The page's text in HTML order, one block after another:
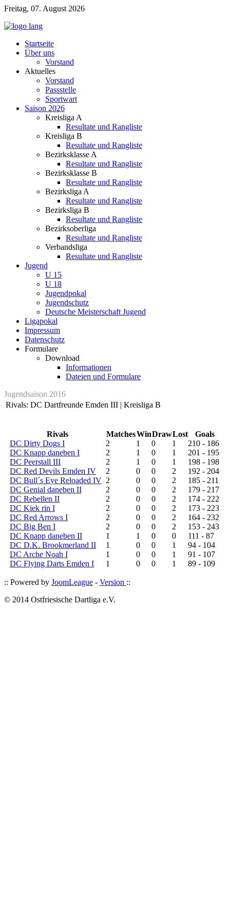
Freitag, 07. August 2026
Startseite
Über uns
Vorstand
Aktuelles
Vorstand
Passstelle
Sportwart
Saison 2026
Kreisliga A
Resultate und Rangliste
Kreisliga B
Resultate und Rangliste
Bezirksklasse A
Resultate und Rangliste
Bezirksklasse B
Resultate und Rangliste
Bezirksliga A
Resultate und Rangliste
Bezirksliga B
Resultate und Rangliste
Bezirksoberliga
Resultate und Rangliste
Verbandsliga
Resultate und Rangliste
Jugend
U 15
U 18
Jugendpokal
Jugendschutz
Deutsche Meisterschaft Jugend
Ligapokal
Impressum
Datenschutz
Formulare
Download
Informationen
Dateien und Formulare
Jugendsaison 2016
Rivals: DC Dartfreunde Emden III | Kreisliga B
Rivals MatchesWinDrawLost
Goals
DC Dirty Dogs I
2 1 0 1
210 - 186
DC Knapp daneben I
2 1 0 1
201 - 195
DC Peerstall III
2 1 0 1
198 - 198
DC Red Devils Emden IV
2 0 0 2
192 - 204
DC Bull´s Eye Reloaded IV 2 0 0 2
185 - 211
DC Genial daneben II
2 0 0 2
179 - 217
DC Rebellen II
2 0 0 2
174 - 222
DC Kiek rin I
2 0 0 2
173 - 223
DC Red Arrows I
2 0 0 2
164 - 232
DC Big Ben I
2 0 0 2
153 - 243
DC Knapp daneben II
1 1 0 0
111 - 87
DC D.K. Brookmerland II
1 0 0 1
94 - 104
DC Arche Noah I
1 0 0 1
91 - 107
DC Flying Darts Emden I
1 0 0 1 89 - 109
:: Powered by JoomLeague - Version ::
© 2014 Ostfriesische Dartliga e.V.